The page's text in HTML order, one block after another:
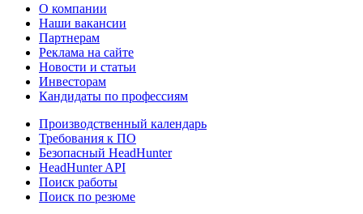
О компании
Наши вакансии
Партнерам
Реклама на сайте
Новости и статьи
Инвесторам
Кандидаты по профессиям
Производственный календарь
Требования к ПО
Безопасный HeadHunter
HeadHunter API
Поиск работы
Поиск по резюме